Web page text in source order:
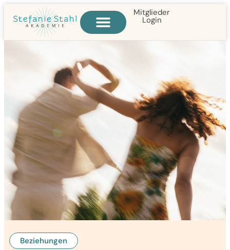
Mitglieder
Login
Beziehungen